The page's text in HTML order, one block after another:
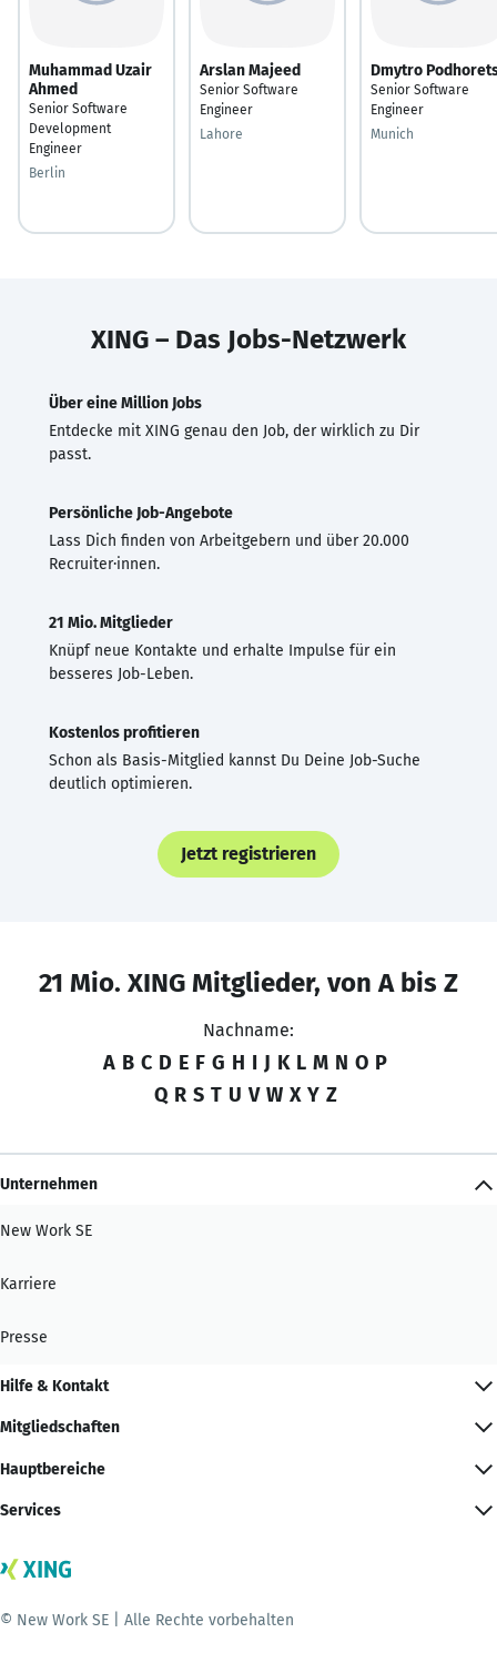
Muhammad Uzair
Ahmed
Senior Software
Development
Engineer
Berlin
Arslan Majeed
Senior Software
Engineer
Lahore
Dmytro
Senior Software
Engineer
Munich
XING – Das Jobs-Netzwerk
Über eine Million Jobs
Entdecke mit XING genau den Job, der wirklich zu Dir
passt.
Persönliche Job-Angebote
Lass Dich finden von Arbeitgebern und über 20.000
Recruiter·innen.
21 Mio. Mitglieder
Knüpf neue Kontakte und erhalte Impulse für ein
besseres Job-Leben.
Kostenlos profitieren
Schon als Basis-Mitglied kannst Du Deine Job-Suche
deutlich optimieren.
Jetzt registrieren
21 Mio. XING Mitglieder, von A bis Z
Nachname:
A B C D E F G H I J K L M N O P
Q R S T U V W X Y Z
Unternehmen
New Work SE
Karriere
Presse
Hilfe & Kontakt
Mitgliedschaften
Hauptbereiche
Services
© New Work SE | Alle Rechte vorbehalten